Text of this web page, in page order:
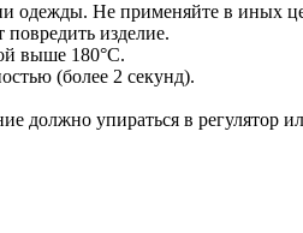
одежды. Не применяйте в иных
изделие.
выше 180°С.
(более 2 секунд).
должно упираться в регулятор